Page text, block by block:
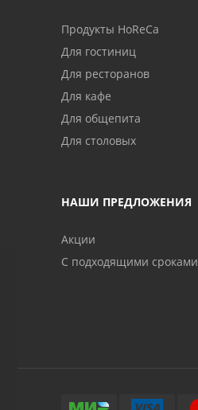
Продукты HoReCa
Для гостиниц
Для ресторанов
Для кафе
Для общепита
Для столовых
НАШИ ПРЕДЛОЖЕНИЯ
Акции
С подходящими сроками